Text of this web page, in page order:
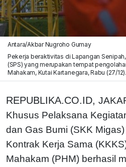
Antara/Akbar Nugroho Gumay
Pekerja beraktivitas di Lapangan
(SPS) yang merupakan tempat
Mahakam, Kutai Kartanegara, Rabu (27/12).
REPUBLIKA.CO.ID,
Khusus Pelaksana
dan Gas Bumi (SKK
Kontrak Kerja Sama
Mahakam (PHM) berhasil